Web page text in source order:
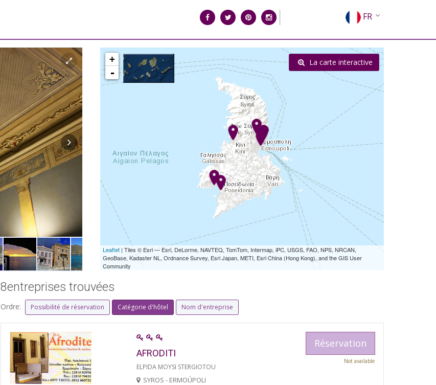
FR
EN
EL
RU
syros_vaporia_F268133321.jpg
+
-
Leaflet | Tiles © Esri — Esri, DeLorme, NAVTEQ, TomTom, Intermap, iPC, USGS, FAO, NPS, NRCAN,
GeoBase, Kadaster NL, Ordnance Survey, Esri Japan, METI, Esri China (Hong Kong), and the GIS User
Community
La carte interactive
8entreprises trouvées
Ordre: Possibilité de réservation Catégorie d'hôtel Nom d'entreprise
AFRODITI
ELPIDA MOYSI STERGIOTOU
SYROS - ERMOÚPOLI
Réservation
Not available